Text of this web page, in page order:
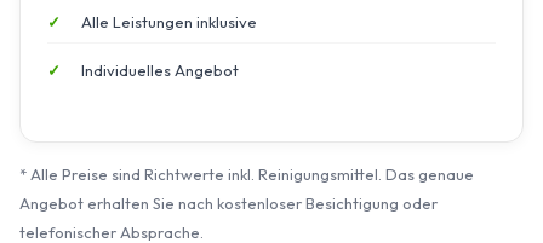
Alle Leistungen inklusive
Individuelles Angebot
* Alle Preise sind Richtwerte inkl. Reinigungsmittel. Das genaue
Angebot erhalten Sie nach kostenloser Besichtigung oder
telefonischer Absprache.